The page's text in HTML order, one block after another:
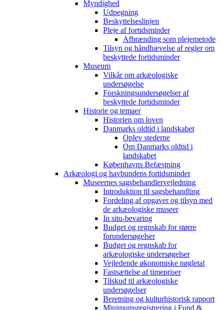
Myndighed
Udpegning
Beskyttelseslinjen
Pleje af fortidsminder
Afbrænding som plejemetode
Tilsyn og håndhævelse af regler om
beskyttede fortidsminder
Museum
Vilkår om arkæologiske
undersøgelse
Forskningsundersøgelser af
beskyttede fortidsminder
Historie og temaer
Historien om loven
Danmarks oldtid i landskabet
Oplev stederne
Om Danmarks oldtid i
landskabet
Københavns Befæstning
Arkæologi og havbundens fortidsminder
Museernes sagsbehandlervejledning
Introduktion til sagsbehandling
Fordeling af opgaver og tilsyn med
de arkæologiske museer
In situ-bevaring
Budget og regnskab for større
forundersøgelser
Budget og regnskab for
arkæologiske undersøgelser
Vejledende økonomiske nøgletal
Fastsættelse af timepriser
Tilskud til arkæologiske
undersøgelser
Beretning og kulturhistorisk rapport
Minimumsregistrering i Fund &